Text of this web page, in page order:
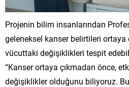
Projenin bilim insanlarından
geleneksel kanser belirtileri ortaya
vücuttaki değişiklikleri tespit
“Kanser ortaya çıkmadan önce,
değişiklikler olduğunu biliyoruz.